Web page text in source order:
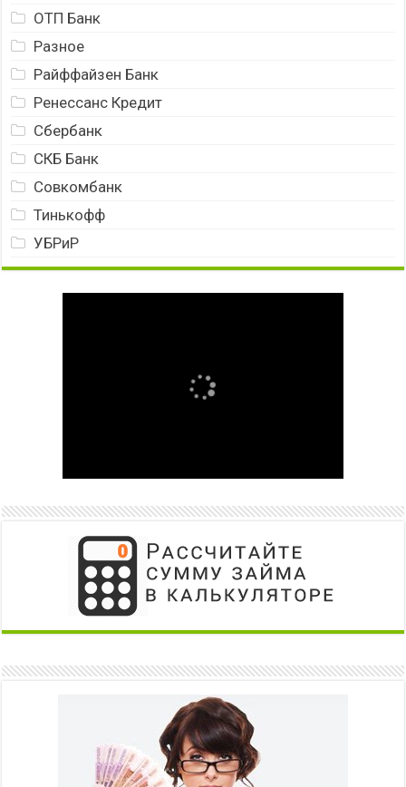
ОТП Банк
Разное
Райффайзен Банк
Ренессанс Кредит
Сбербанк
СКБ Банк
Совкомбанк
Тинькофф
УБРиР